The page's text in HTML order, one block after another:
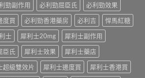
勁副作用 必利勁屈臣氏
必利勁效果
度買 必利勁香港藥房 必利吉
悍馬紅糖
士 犀利士20mg
犀利士副作用
臣氏 犀利士效果
犀利士藥店
超級雙效片 犀利士邊度買
犀利士香港買